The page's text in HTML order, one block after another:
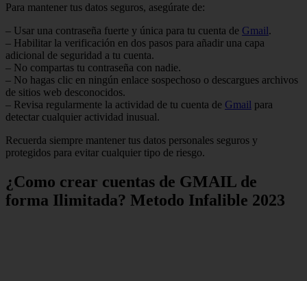
Para mantener tus datos seguros, asegúrate de:
– Usar una contraseña fuerte y única para tu cuenta de Gmail.
– Habilitar la verificación en dos pasos para añadir una capa
adicional de seguridad a tu cuenta.
– No compartas tu contraseña con nadie.
– No hagas clic en ningún enlace sospechoso o descargues archivos
de sitios web desconocidos.
– Revisa regularmente la actividad de tu cuenta de Gmail para
detectar cualquier actividad inusual.
Recuerda siempre mantener tus datos personales seguros y
protegidos para evitar cualquier tipo de riesgo.
¿Como crear cuentas de GMAIL de
forma Ilimitada? Metodo Infalible 2023